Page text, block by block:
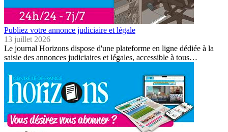
Publiez votre annonce judiciaire et légale
13 juillet 2026
Le journal Horizons dispose d'une plateforme en ligne dédiée à la
saisie des annonces judiciaires et légales, accessible à tous…